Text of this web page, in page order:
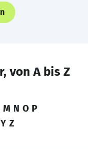
von A bis Z
M N O P
Y Z